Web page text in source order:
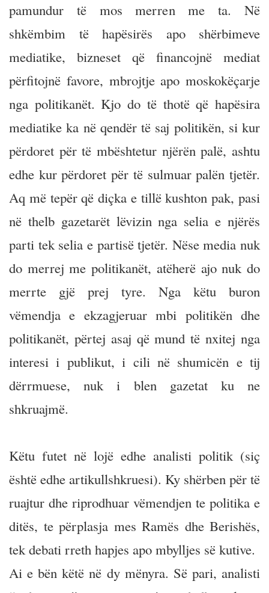
pamundur të mos merren me ta. Në
shkëmbim të hapësirës apo shërbimeve
mediatike, bizneset që financojnë mediat
përfitojnë favore, mbrojtje apo moskokëçarje
nga politikanët. Kjo do të thotë që hapësira
mediatike ka në qendër të saj politikën, si kur
përdoret për të mbështetur njërën palë, ashtu
edhe kur përdoret për të sulmuar palën tjetër.
Aq më tepër që diçka e tillë kushton pak, pasi
në thelb gazetarët lëvizin nga selia e njërës
parti tek selia e partisë tjetër. Nëse media nuk
do merrej me politikanët, atëherë ajo nuk do
merrte gjë prej tyre. Nga këtu buron
vëmendja e ekzagjeruar mbi politikën dhe
politikanët, përtej asaj që mund të nxitej nga
interesi i publikut, i cili në shumicën e tij
dërrmuese, nuk i blen gazetat ku ne
shkruajmë.
Këtu futet në lojë edhe analisti politik (siç
është edhe artikullshkruesi). Ky shërben për të
ruajtur dhe riprodhuar vëmendjen te politika e
ditës, te përplasja mes Ramës dhe Berishës,
tek debati rreth hapjes apo mbylljes së kutive.
Ai e bën këtë në dy mënyra. Së pari, analisti